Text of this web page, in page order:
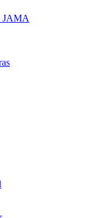
JAMA